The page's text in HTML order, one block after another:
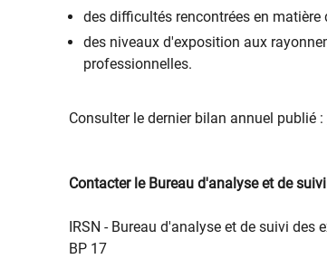
des difficultés rencontrées en
des niveaux d'exposition aux
professionnelles.
Consulter le dernier bilan annuel publié :
Contacter le Bureau d'analyse et de
IRSN - Bureau d'analyse et de suivi des
BP 17